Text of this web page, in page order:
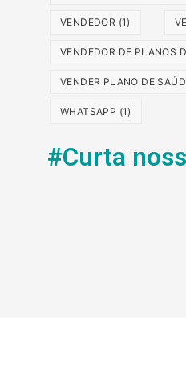
VENDEDOR (1)
VENDEDOR DE PLANOS
VENDER PLANO DE
WHATSAPP (1)
#Curta